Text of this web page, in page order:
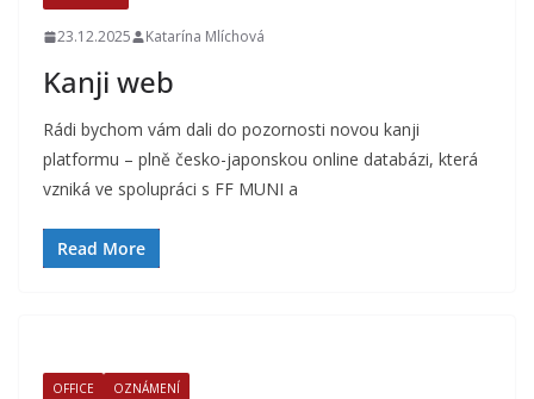
23.12.2025 Katarína Mlíchová
Kanji web
Rádi bychom vám dali do pozornosti novou kanji
platformu – plně česko-japonskou online databázi, která
vzniká ve spolupráci s FF MUNI a
Read More
OFFICE OZNÁMENÍ